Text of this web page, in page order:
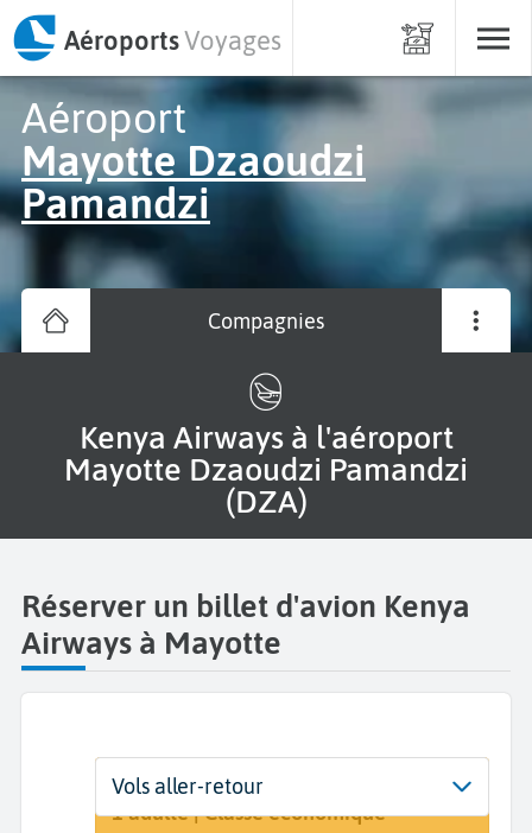
AéroportsVoyages
Aéroport
Mayotte Dzaoudzi
Pamandzi
Compagnies
Kenya Airways à l'aéroport
Mayotte Dzaoudzi Pamandzi
(DZA)
Réserver un billet d'avion Kenya
Airways à Mayotte
Départ
Mayotte Dzaoudzi Pamandzi (DZA)
Dates
Dates de votre voyage
Voyageurs | Classe
1 adulte | Classe économique
Vols aller-retour